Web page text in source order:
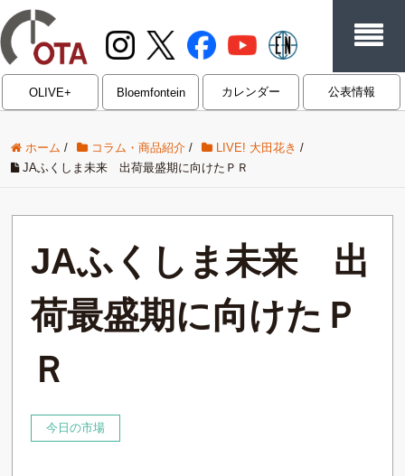
OLIVE+ Bloemfontein カレンダー 公表情報
ホーム / コラム・商品紹介 / LIVE! 大田花き /
JAふくしま未来 出荷最盛期に向けたＰＲ
JAふくしま未来 出
荷最盛期に向けたＰ
Ｒ
今日の市場